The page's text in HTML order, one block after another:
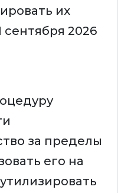
их
сентября 2026
за пределы
его на